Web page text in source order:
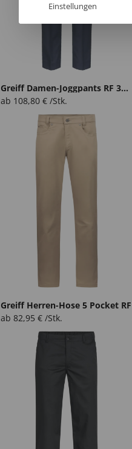
Greiff Damen-Joggpants RF 37.5
ab 108,80 € /Stk.
Greiff Herren-Hose 5 Pocket RF
ab 82,95 € /Stk.
Einstellungen